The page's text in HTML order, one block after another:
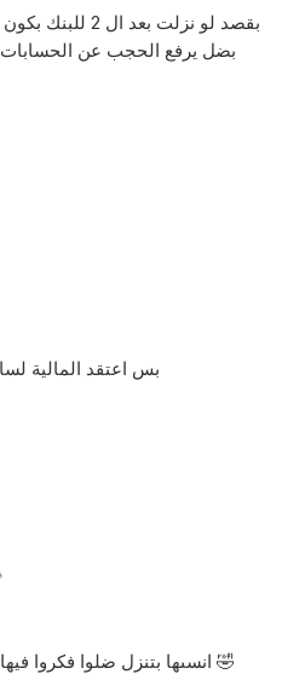
بقصد لو نزلت بعد
بضل يرفع الحجب عن
بس اعتقد المالية
انسىها بتنزل ضلوا فكروا فيها ع الفاضي خدوا مني 🤣